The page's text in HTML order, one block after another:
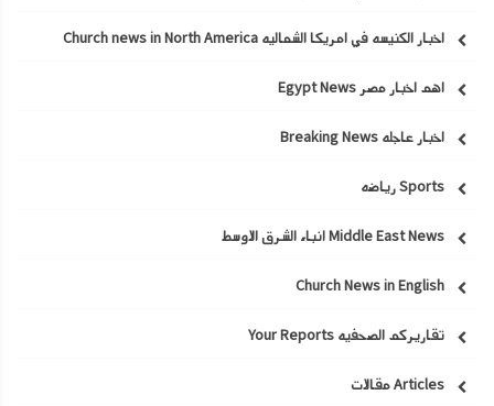
اخبار الكنيسه في امريكا الشماليه Church news in North America
اهم اخبار مصر Egypt News
اخبار عاجله Breaking News
Sports رياضه
Middle East News انباء الشرق الاوسط
Church News in English
تقاريركم الصحفيه Your Reports
Articles مقالات